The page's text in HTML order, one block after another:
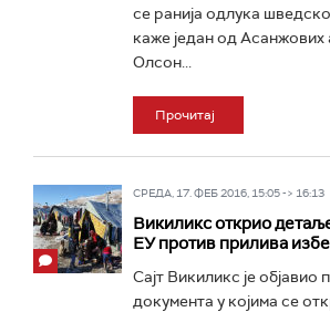
се ранија одлука
каже један од
Олсон...
Прочитај
СРЕДА, 17. ФЕБ 2016, 15:05 -> 16:13
Викиликс открио
ЕУ против прилива
Сајт Викиликс је
документа у којима се